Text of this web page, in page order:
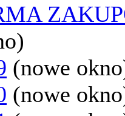
(nowe
(nowe